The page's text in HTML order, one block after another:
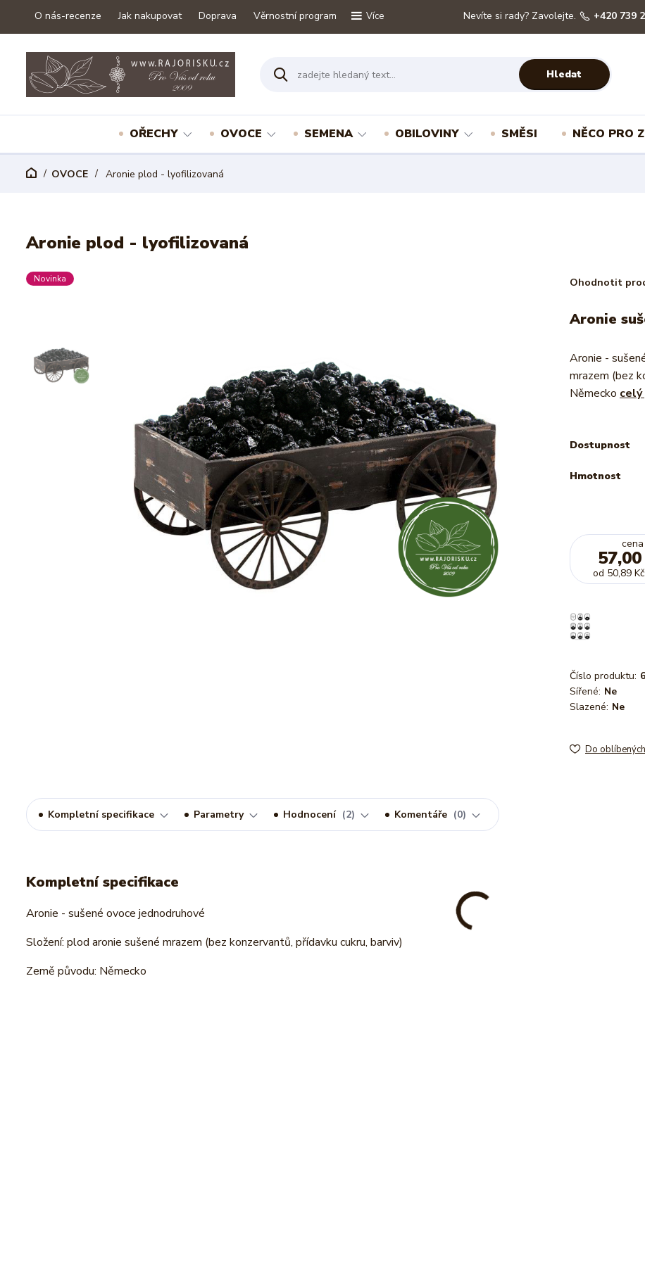
O nás-recenze Jak nakupovat Doprava Věrnostní program Více
Hledat
Nevíte si rady? Zavolejte. +420 739
OŘECHY OVOCE SEMENA OBILOVINY SMĚSI NĚCO PRO
OVOCE Aronie plod - lyofilizovaná
Aronie plod - lyofilizovaná
Novinka Ohodnotit
Aronie
Aronie -
mrazem (bez
Německo celý
Dostupnost
Hmotnost
od 50,89 Kč
Číslo produktu:
Sířené: Ne
Slazené: Ne
Do oblíbených
Kompletní specifikace Parametry Hodnocení 2 Komentáře 0
Kompletní specifikace
Aronie - sušené ovoce jednodruhové
Složení: plod aronie sušené mrazem (bez konzervantů, přídavku cukru, barviv)
Země původu: Německo